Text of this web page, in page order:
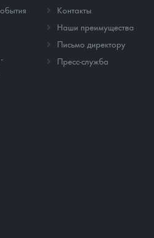
Контакты
Наши преимущества
Письмо директору
Пресс-служба